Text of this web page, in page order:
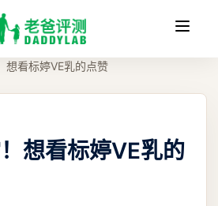
收
想看标婷VE乳的点赞
想看标婷VE乳的